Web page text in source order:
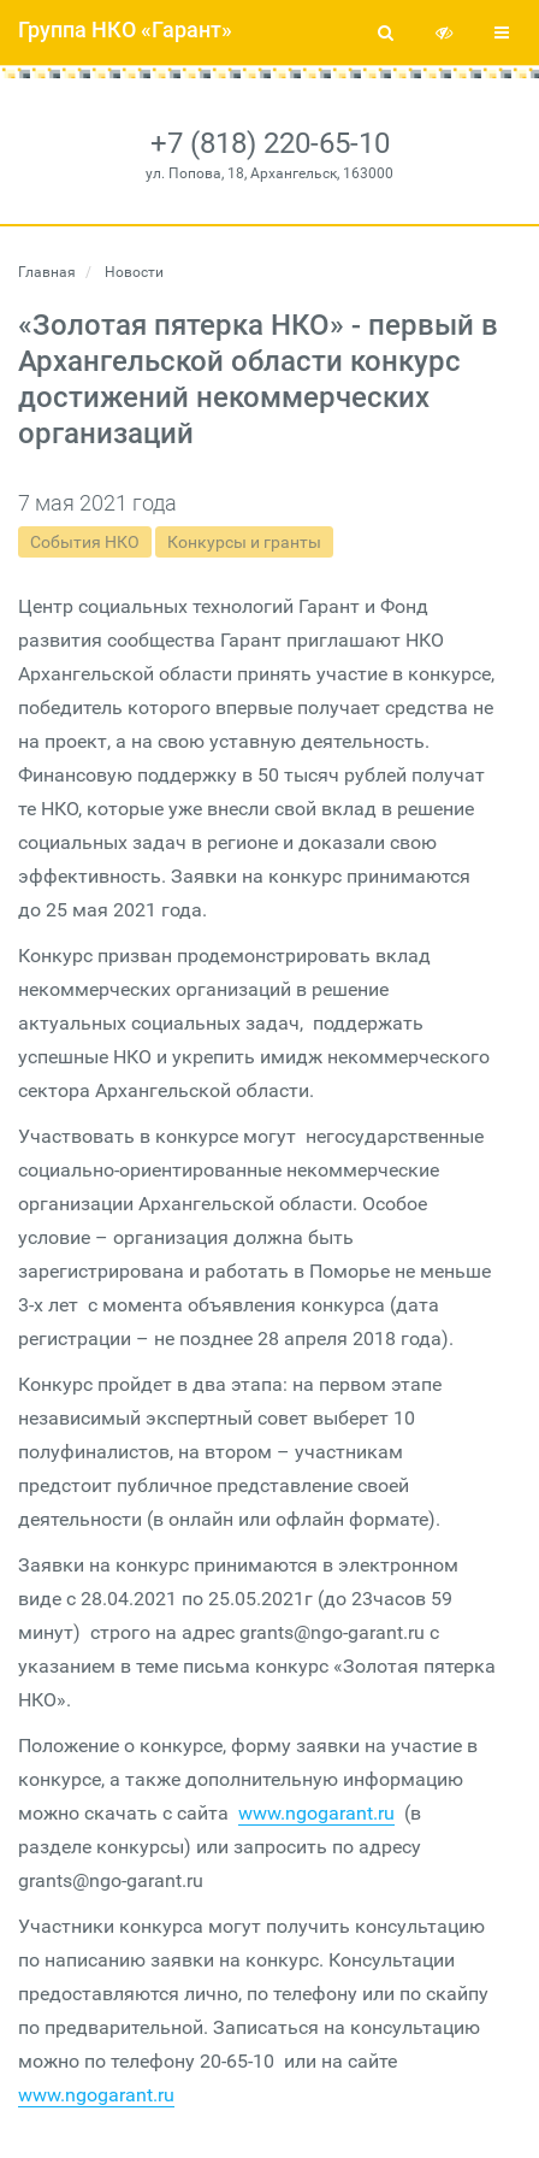
+7 (818) 220-65-10
ул. Попова, 18, Архангельск, 163000
Группа НКО «Гарант»
Главная Новости
«Золотая пятерка НКО» - первый в
Архангельской области конкурс
достижений некоммерческих
организаций
7 мая 2021 года
События НКО Конкурсы и гранты
Центр социальных технологий Гарант и Фонд
развития сообщества Гарант приглашают НКО
Архангельской области принять участие в конкурсе,
победитель которого впервые получает средства не
на проект, а на свою уставную деятельность.
Финансовую поддержку в 50 тысяч рублей получат
те НКО, которые уже внесли свой вклад в решение
социальных задач в регионе и доказали свою
эффективность. Заявки на конкурс принимаются
до 25 мая 2021 года.
Конкурс призван продемонстрировать вклад
некоммерческих организаций в решение
актуальных социальных задач, поддержать
успешные НКО и укрепить имидж некоммерческого
сектора Архангельской области.
Участвовать в конкурсе могут негосударственные
социально-ориентированные некоммерческие
организации Архангельской области. Особое
условие – организация должна быть
зарегистрирована и работать в Поморье не меньше
3-х лет с момента объявления конкурса (дата
регистрации – не позднее 28 апреля 2018 года).
Конкурс пройдет в два этапа: на первом этапе
независимый экспертный совет выберет 10
полуфиналистов, на втором – участникам
предстоит публичное представление своей
деятельности (в онлайн или офлайн формате).
Заявки на конкурс принимаются в электронном
виде с 28.04.2021 по 25.05.2021г (до 23часов 59
минут) строго на адрес grants@ngo-garant.ru с
указанием в теме письма конкурс «Золотая пятерка
НКО».
Положение о конкурсе, форму заявки на участие в
конкурсе, а также дополнительную информацию
можно скачать с сайта www.ngogarant.ru (в
разделе конкурсы) или запросить по адресу
grants@ngo-garant.ru
Участники конкурса могут получить консультацию
по написанию заявки на конкурс. Консультации
предоставляются лично, по телефону или по скайпу
по предварительной. Записаться на консультацию
можно по телефону 20-65-10 или на сайте
www.ngogarant.ru